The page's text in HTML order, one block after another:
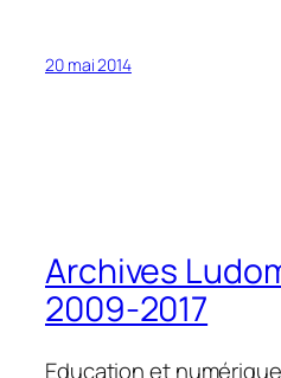
20 mai 2014
Archives
2009-2017
Education et